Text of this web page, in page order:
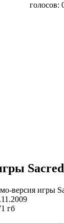
голосов:
версия игры
гб